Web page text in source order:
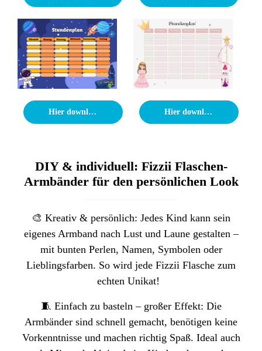
Hier downloaden Hier downloaden
DIY & individuell: Fizzii Flaschen-
Armbänder für den persönlichen Look
🎨 Kreativ & persönlich: Jedes Kind kann sein
eigenes Armband nach Lust und Laune gestalten –
mit bunten Perlen, Namen, Symbolen oder
Lieblingsfarben. So wird jede Fizzii Flasche zum
echten Unikat!
🧵 Einfach zu basteln – großer Effekt: Die
Armbänder sind schnell gemacht, benötigen keine
Vorkenntnisse und machen richtig Spaß. Ideal auch